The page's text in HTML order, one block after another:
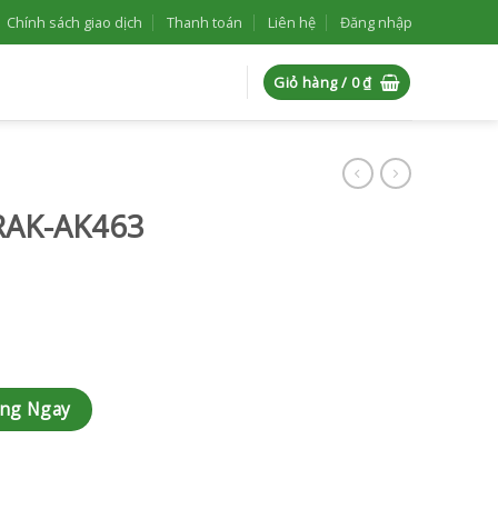
Chính sách giao dịch Thanh toán Liên hệ Đăng nhập
Giỏ hàng / 0₫
AK463
Ngay